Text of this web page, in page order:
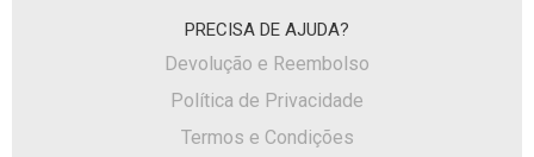
PRECISA DE AJUDA?
Devolução e Reembolso
Política de Privacidade
Termos e Condições